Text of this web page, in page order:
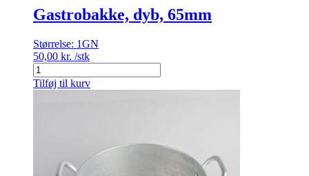
Gastrobakke, dyb, 65mm
Størrelse: 1GN
50,00 kr. /stk
Gastrobakke,
dyb,
65mm
Tilføj til kurv